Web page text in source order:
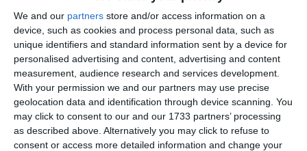
We and our partners store and/or access information on a
device, such as cookies and process personal data, such as
unique identifiers and standard information sent by a device for
personalised advertising and content, advertising and content
measurement, audience research and services development.
With your permission we and our partners may use precise
geolocation data and identification through device scanning. You
may click to consent to our and our 1733 partners’ processing
as described above. Alternatively you may click to refuse to
consent or access more detailed information and change your
Adaugă-ne ca sursă în Google
Urmărește-ne pe Google News
Urmărește-ne pe Whatsapp
Ti-a placut articolul?